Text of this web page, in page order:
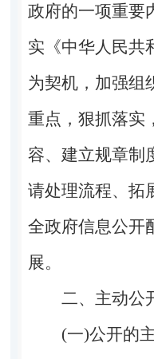
政府的一项重要
实《中华人民共
为契机，加强组
重点，狠抓落实
容、建立规章制
请处理流程、拓
全政府信息公开
展。
二、主动公
(一)公开的